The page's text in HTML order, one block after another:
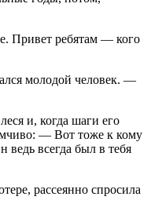
Привет ребятам — кого
молодой человек. —
и, когда шаги его
— Вот тоже к кому
всегда был в тебя
рассеянно спросила